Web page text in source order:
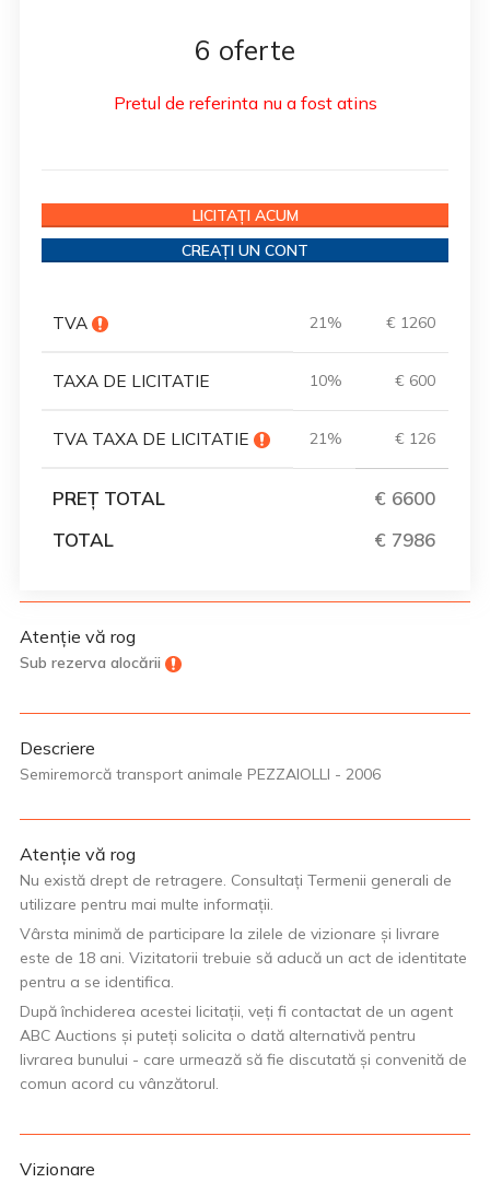
6 oferte
Pretul de referinta nu a fost atins
LICITAȚI ACUM
CREAȚI UN CONT
TVA 21% € 1260
TAXA DE LICITATIE 10% € 600
TVA TAXA DE LICITATIE 21% € 126
PREȚ TOTAL
€ 6600
TOTAL
€ 7986
Atenție vă rog
Sub rezerva alocării
Descriere
Semiremorcă transport animale PEZZAIOLLI - 2006
Atenție vă rog
Nu există drept de retragere. Consultați Termenii generali de
utilizare pentru mai multe informații.
Vârsta minimă de participare la zilele de vizionare și livrare
este de 18 ani. Vizitatorii trebuie să aducă un act de identitate
pentru a se identifica.
După închiderea acestei licitații, veți fi contactat de un agent
ABC Auctions și puteți solicita o dată alternativă pentru
livrarea bunului - care urmează să fie discutată și convenită de
comun acord cu vânzătorul.
Vizionare